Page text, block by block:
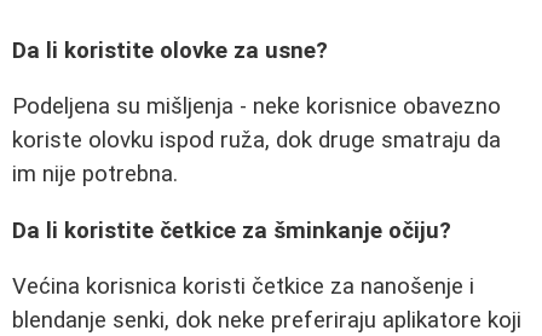
Da li koristite olovke za usne?
Podeljena su mišljenja - neke korisnice obavezno
koriste olovku ispod ruža, dok druge smatraju da
im nije potrebna.
Da li koristite četkice za šminkanje očiju?
Većina korisnica koristi četkice za nanošenje i
blendanje senki, dok neke preferiraju aplikatore koji